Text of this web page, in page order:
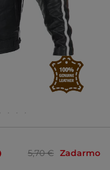
5,70 € Zadarmo